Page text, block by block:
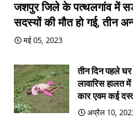
जशपुर जिले के पत्थलगांव में
सदस्यों की मौत हो गई, तीन
मई 05, 2023
तीन दिन पहले घर
लावारिस हालत
कार एवम कई
अप्रैल 10,